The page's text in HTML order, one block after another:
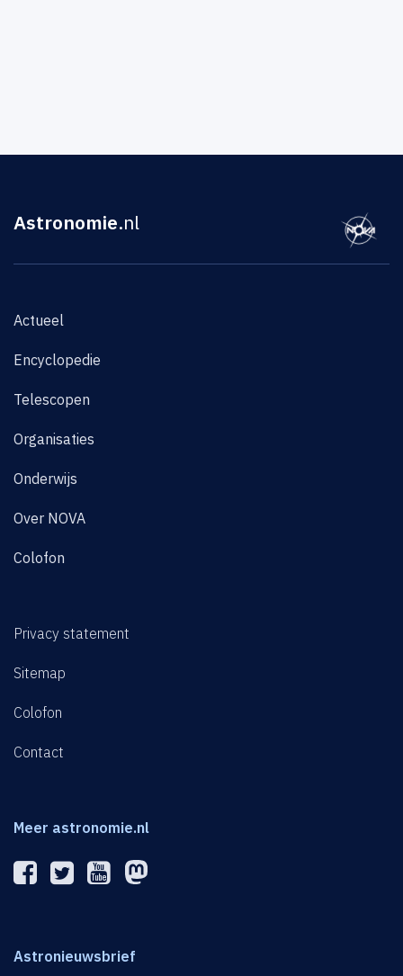
Astronomie.nl
Actueel
Encyclopedie
Telescopen
Organisaties
Onderwijs
Over NOVA
Colofon
Privacy statement
Sitemap
Colofon
Contact
Meer astronomie.nl
Astronieuwsbrief